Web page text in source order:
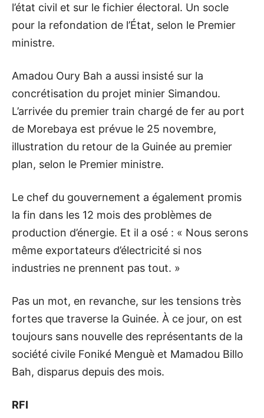
l’état civil et sur le fichier électoral. Un socle
pour la refondation de l’État, selon le Premier
ministre.
Amadou Oury Bah a aussi insisté sur la
concrétisation du projet minier Simandou.
L’arrivée du premier train chargé de fer au port
de Morebaya est prévue le 25 novembre,
illustration du retour de la Guinée au premier
plan, selon le Premier ministre.
Le chef du gouvernement a également promis
la fin dans les 12 mois des problèmes de
production d’énergie. Et il a osé : « Nous serons
même exportateurs d’électricité si nos
industries ne prennent pas tout. »
Pas un mot, en revanche, sur les tensions très
fortes que traverse la Guinée. À ce jour, on est
toujours sans nouvelle des représentants de la
société civile Foniké Menguè et Mamadou Billo
Bah, disparus depuis des mois.
RFI